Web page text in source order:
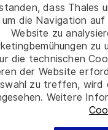
dass Thales
um die Navigation
Website zu
zu
die technischen
der Website
zu treffen, wird
Weitere
l’ensemble des
particulier à base de
…
en identification des
sur les chaines
associées :